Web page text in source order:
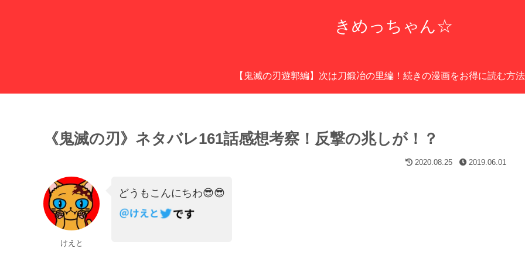
きめっちゃん☆
【鬼滅の刃遊郭編】次は刀鍛冶の里編！続きの漫画をお得に読む方
《鬼滅の刃》ネタバレ161話感想考察！反撃の兆しが！？
2020.08.25 2019.06.01
けえと
どうもこんにちわ😎😎